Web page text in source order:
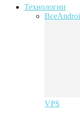
Технологии
Все
VPS